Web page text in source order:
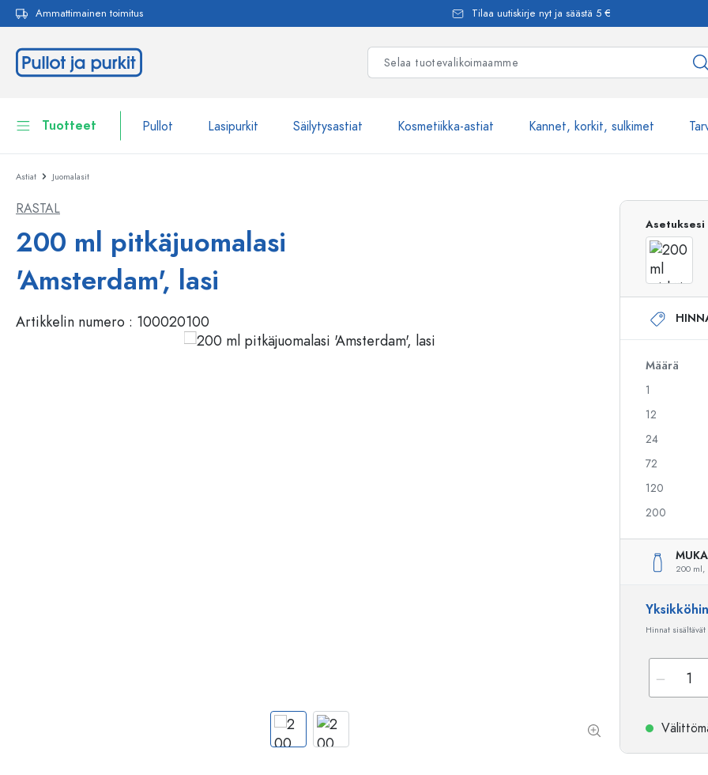
Siirry päänavigointiin
Ammattimainen toimitus Tilaa uutiskirje nyt ja säästä 5 €
Tuotteet Pullot Lasipurkit Säilytysastiat Kosmetiikka-astiat Kannet, korkit, sulkimet
Pullot
Säilytysastiat
Astiat
Kosmetiikka-astiat
Pullot tuotemerkin mukaan
WECK-Lasipullot
Patenttikorkkipullot
Spraypullot
Airless-pumppupullot
Roll-on-pullot
Puristuspullot
Säilytyspullot
Ginipullot
Joulupullot
Koristeelliset pullot
Astiat Juomalasit
RASTAL
200 ml pitkäjuomalasi
'Amsterdam', lasi
Artikkelin numero : 100020100
Asetuksesi
Määrä
1
12
24
72
120
200
200 ml,
Hinnat